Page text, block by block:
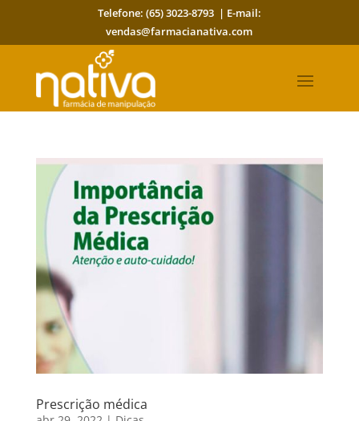
Telefone: (65) 3023-8793 | E-mail:
vendas@farmacianativa.com
Prescrição médica